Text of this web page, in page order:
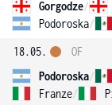
Gorgodze/
Podoroska/
18.05.
Podoroska/
Franze/
OF